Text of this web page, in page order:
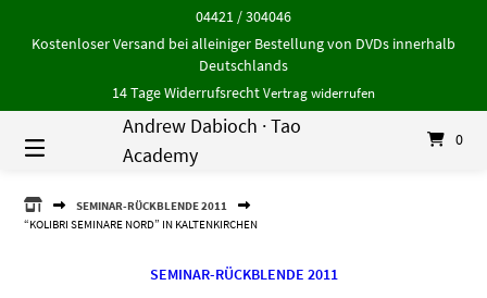
Inhalt
04421 / 304046
Kostenloser Versand bei alleiniger Bestellung von DVDs innerhalb
Deutschlands
14 Tage WiderrufsrechtVertrag widerrufen
Andrew Dabioch · Tao
Academy
0
ANDREW
DABIOCH
SEMINAR-RÜCKBLENDE 2011
“KOLIBRI SEMINARE NORD” IN KALTENKIRCHEN
SEMINAR-RÜCKBLENDE 2011